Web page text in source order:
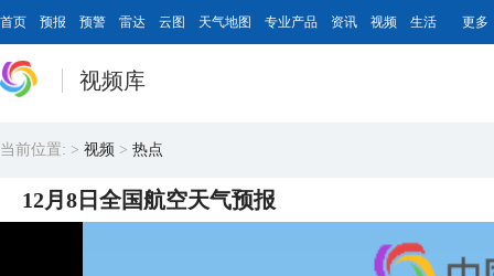
首页 预报 预警 雷达 云图 天气地图 专业产品 资讯 视频 生活 更多
视频库
当前位置: > 视频 > 热点
12月8日全国航空天气预报